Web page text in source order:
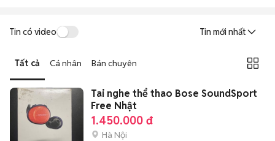
Tin có video Tin mới nhất
Tất cả Cá nhân Bán chuyên
Tai nghe thể thao Bose SoundSport
Free Nhật
1.450.000 đ
Hà Nội